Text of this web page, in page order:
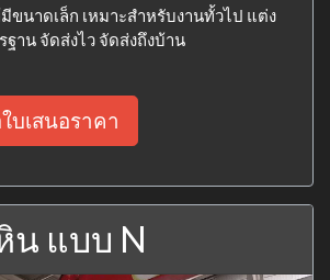
ขนาดเล็ก เหมาะสำหรับงานทั้วไป แต่ง
ฐาน จัดส่งไว จัดส่งถึงบ้าน
บเสนอราคา
แบบ N